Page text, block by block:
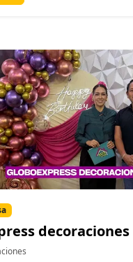
decoraciones